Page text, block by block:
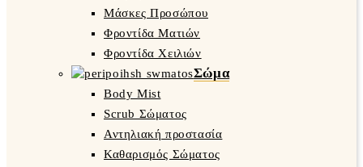
Μάσκες Προσώπου
Φροντίδα Ματιών
Φροντίδα Χειλιών
Σώμα
Body Mist
Scrub Σώματος
Αντηλιακή προστασία
Καθαρισμός Σώματος